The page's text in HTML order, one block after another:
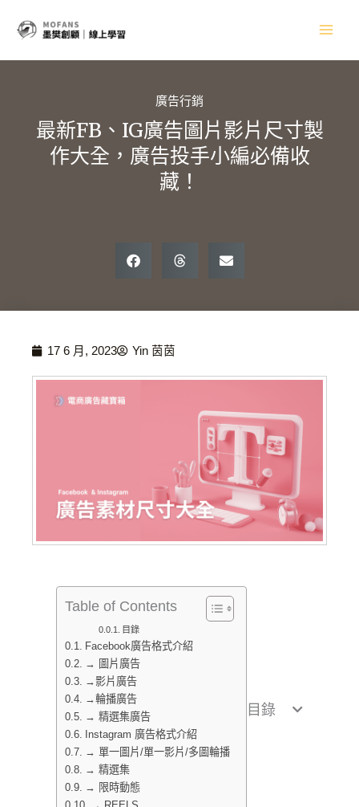
要
廣告行銷
最新FB、IG廣告圖片影片尺寸製
作大全，廣告投手小編必備收
藏！
17 6 月, 2023 Yin 茵茵
Table of Contents
目錄
Facebook廣告格式介紹
→ 圖片廣告
→影片廣告
→輪播廣告
→ 精選集廣告
Instagram 廣告格式介紹
→ 單一圖片/單一影片/多圖輪播
→ 精選集
→ 限時動態
目錄